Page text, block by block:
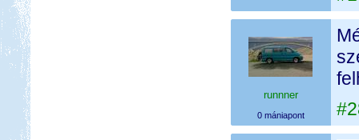
runnner
0 mániapont